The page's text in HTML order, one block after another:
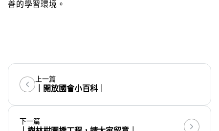
善的學習環境。
上一篇
｜開放國會小百科｜
下一篇